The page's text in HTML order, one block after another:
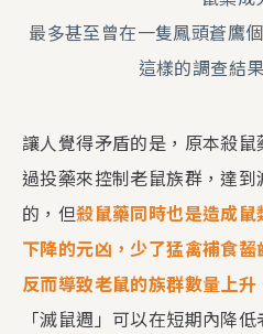
最多甚至曾在一隻鳳頭蒼鷹
這樣的調查結
讓人覺得矛盾的是，原本殺
過投藥來控制老鼠族群，達
的，但殺鼠藥同時也是造成
下降的元凶，少了猛禽補食
反而導致老鼠的族群數量上升
「滅鼠週」可以在短期內降